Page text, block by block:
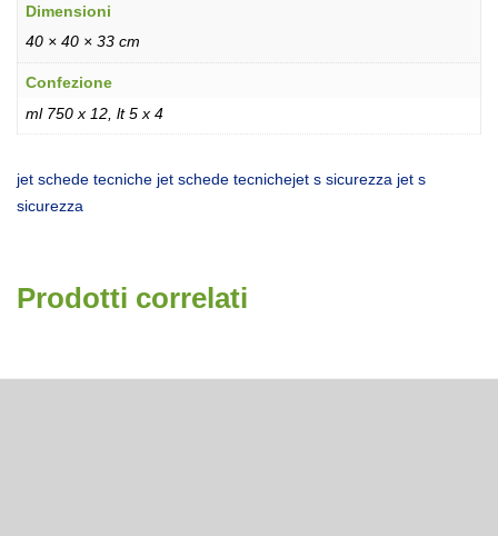
Dimensioni
40 × 40 × 33 cm
Confezione
ml 750 x 12, lt 5 x 4
jet schede tecniche jet schede tecnichejet s sicurezza jet s
sicurezza
Prodotti correlati